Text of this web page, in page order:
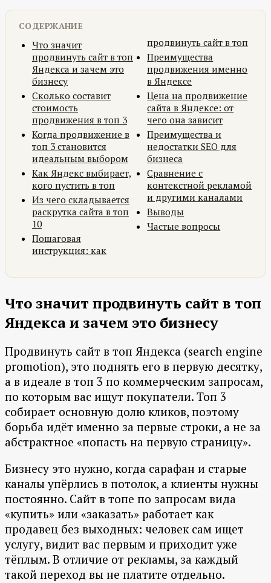
СОДЕРЖАНИЕ
Что значит
продвинуть сайт в топ
Яндекса и зачем это
бизнесу
Сколько составит
стоимость
продвижения в топ 3
Когда продвижение в
топ 3 становится
идеальным выбором
Как Яндекс выбирает,
кого пустить в топ
Из чего складывается
раскрутка сайта в топ
10
Пошаговая
инструкция: как
продвинуть сайт в топ
Преимущества
продвижения именно
в Яндексе
Цена на продвижение
сайта в Яндексе: от
чего она зависит
Преимущества и
недостатки SEO для
бизнеса
Сравнение с
контекстной рекламой
и другими каналами
Выводы
Частые вопросы
Что значит продвинуть сайт в топ
Яндекса и зачем это бизнесу
Продвинуть сайт в топ Яндекса (search engine
promotion), это поднять его в первую десятку,
а в идеале в топ 3 по коммерческим запросам,
по которым вас ищут покупатели. Топ 3
собирает основную долю кликов, поэтому
борьба идёт именно за первые строки, а не за
абстрактное «попасть на первую страницу».
Бизнесу это нужно, когда сарафан и старые
каналы упёрлись в потолок, а клиенты нужны
постоянно. Сайт в топе по запросам вида
«купить» или «заказать» работает как
продавец без выходных: человек сам ищет
услугу, видит вас первым и приходит уже
тёплым. В отличие от рекламы, за каждый
такой переход вы не платите отдельно.